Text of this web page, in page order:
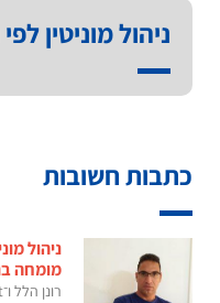
ניהול מוניטין
כתבות חשובות
ניהול
מומחה